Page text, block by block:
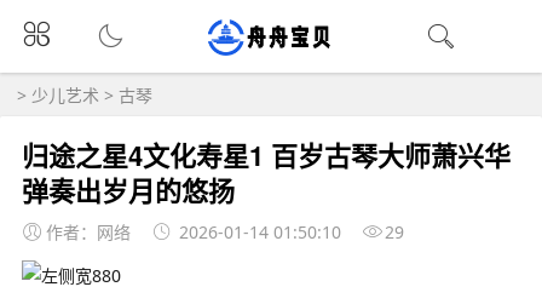
> 少儿艺术 > 古琴
归途之星4文化寿星1 百岁古琴大师萧兴华
弹奏出岁月的悠扬
作者：网络 2026-01-14 01:50:10 29